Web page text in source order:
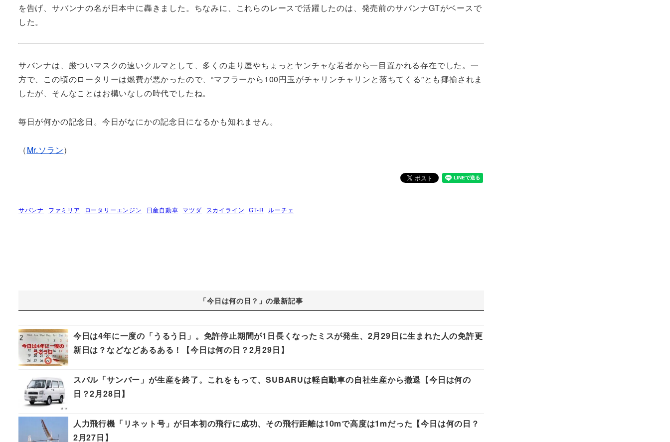
を告げ、サバンナの名が日本中に轟きました。ちなみに、これらのレースで活躍したのは、発売前のサバンナGTがベースで
した。
サバンナは、厳ついマスクの速いクルマとして、多くの走り屋やちょっとヤンチャな若者から一目置かれる存在でした。一
方で、この頃のロータリーは燃費が悪かったので、“マフラーから100円玉がチャリンチャリンと落ちてくる”とも揶揄されま
したが、そんなことはお構いなしの時代でしたね。
毎日が何かの記念日。今日がなにかの記念日になるかも知れません。
（Mr.ソラン）
サバンナ ファミリア ロータリーエンジン 日産自動車 マツダ スカイライン GT-R ルーチェ
「今日は何の日？」の最新記事
今日は4年に一度の「うるう日」。免許停止期間が1日長くなったミスが発生、2月29日に生まれた人の免許更
新日は？などなどあるある！【今日は何の日？2月29日】
スバル「サンバー」が生産を終了。これをもって、SUBARUは軽自動車の自社生産から撤退【今日は何の
日？2月28日】
人力飛行機「リネット号」が日本初の飛行に成功、その飛行距離は10mで高度は1mだった【今日は何の日？
2月27日】